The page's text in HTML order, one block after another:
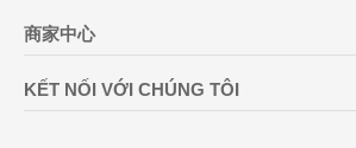
商家中心
KẾT NỐI VỚI CHÚNG TÔI